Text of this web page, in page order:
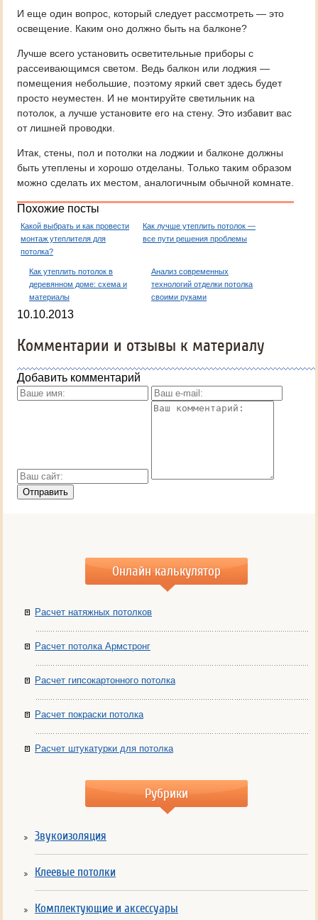
И еще один вопрос, который следует рассмотреть — это
освещение. Каким оно должно быть на балконе?
Лучше всего установить осветительные приборы с
рассеивающимся светом. Ведь балкон или лоджия —
помещения небольшие, поэтому яркий свет здесь будет
просто неуместен. И не монтируйте светильник на
потолок, а лучше установите его на стену. Это избавит вас
от лишней проводки.
Итак, стены, пол и потолки на лоджии и балконе должны
быть утеплены и хорошо отделаны. Только таким образом
можно сделать их местом, аналогичным обычной комнате.
Похожие посты
Какой выбрать и как провести
монтаж утеплителя для
потолка?
Как лучше утеплить потолок —
все пути решения проблемы
Как утеплить потолок в
деревянном доме: схема и
материалы
Анализ современных
технологий отделки потолка
своими руками
10.10.2013
Комментарии и отзывы к материалу
Добавить комментарий
Онлайн калькулятор
Расчет натяжных потолков
Расчет потолка Армстронг
Расчет гипсокартонного потолка
Расчет покраски потолка
Расчет штукатурки для потолка
Рубрики
Звукоизоляция
Клеевые потолки
Комплектующие и аксессуары